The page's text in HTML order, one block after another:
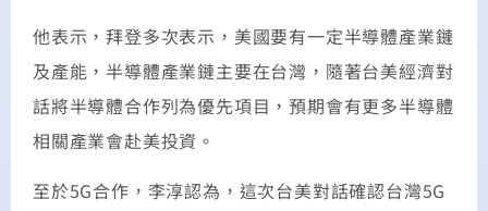
他表示，拜登多次表示，美國要有一定半導體產業鏈
及產能，半導體產業鏈主要在台灣，隨著台美經濟對
話將半導體合作列為優先項目，預期會有更多半導體
相關產業會赴美投資。
至於5G合作，李淳認為，這次台美對話確認台灣5G